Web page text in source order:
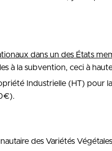
dans un des États
à la subvention, ceci à
Industrielle (HT) pour
des Variétés